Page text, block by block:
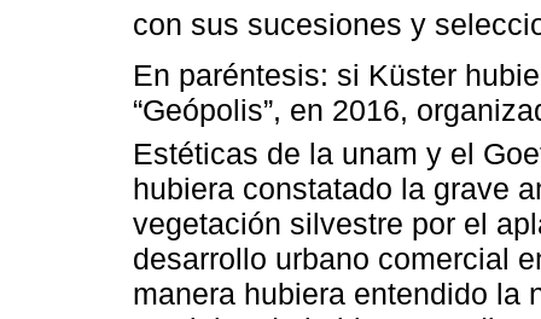
con sus sucesiones y
En paréntesis: si Küster
“Geópolis”, en 2016,
Estéticas de la unam y el
hubiera constatado la grave
vegetación silvestre por el
desarrollo urbano comercial
manera hubiera entendido la